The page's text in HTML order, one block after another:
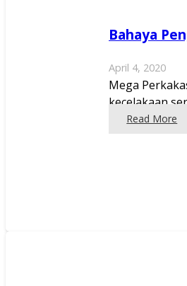
Bahaya
April 4, 2020
Mega
kecelakaan
Read More